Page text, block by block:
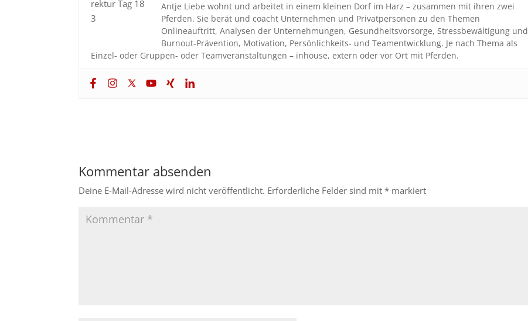
Antje Liebe wohnt und arbeitet in einem kleinen Dorf im Harz – zusammen mit ihren zwei
Pferden. Sie berät und coacht Unternehmen und Privatpersonen zu den Themen
Onlineauftritt, Analysen der Unternehmungen, Gesundheitsvorsorge, Stressbewältigung und
Burnout-Prävention, Motivation, Persönlichkeits- und Teamentwicklung. Je nach Thema als
Einzel- oder Gruppen- oder Teamveranstaltungen – inhouse, extern oder vor Ort mit Pferden.
Kommentar absenden
Deine E-Mail-Adresse wird nicht veröffentlicht. Erforderliche Felder sind mit* markiert